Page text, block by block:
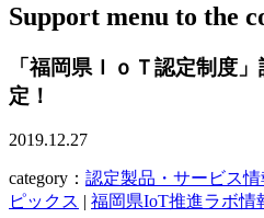
Support menu to the
「福岡県ＩｏＴ認定制度
定！
2019.12.27
category： 認定製品・サービス情
ピックス | 福岡県IoT推進ラボ情